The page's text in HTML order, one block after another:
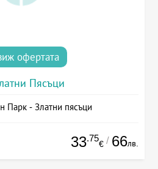
офертата
Пясъци
Парк - Златни пясъци
33.75
€ / 66лв.